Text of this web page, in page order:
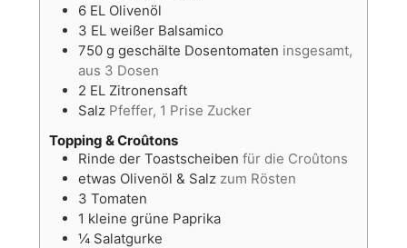
6 EL Olivenöl
3 EL weißer Balsamico
750 g geschälte Dosentomaten insgesamt,
aus 3 Dosen
2 EL Zitronensaft
Salz Pfeffer, 1 Prise Zucker
Topping & Croûtons
Rinde der Toastscheiben für die Croûtons
etwas Olivenöl & Salz zum Rösten
3 Tomaten
1 kleine grüne Paprika
¼ Salatgurke